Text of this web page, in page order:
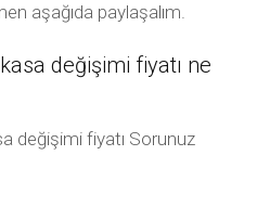
aşağıda paylaşalım.
değişimi fiyatı ne
değişimi fiyatı Sorunuz